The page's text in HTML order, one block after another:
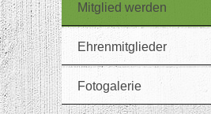
Mitglied werden
Ehrenmitglieder
Fotogalerie